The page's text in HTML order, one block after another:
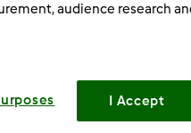
audience research
I Accept